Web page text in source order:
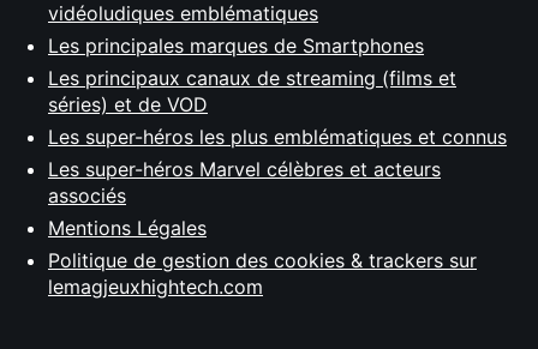
vidéoludiques emblématiques
Les principales marques de Smartphones
Les principaux canaux de streaming (films et
séries) et de VOD
Les super-héros les plus emblématiques et connus
Les super-héros Marvel célèbres et acteurs
associés
Mentions Légales
Politique de gestion des cookies & trackers sur
lemagjeuxhightech.com